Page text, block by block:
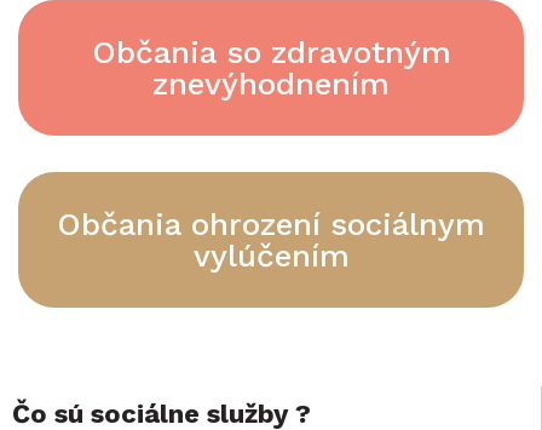
Občania so zdravotným
znevýhodnením
Občania ohrození sociálnym
vylúčením
Čo sú sociálne služby ?